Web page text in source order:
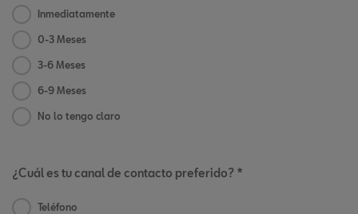
Inmediatamente
0-3 Meses
3-6 Meses
6-9 Meses
No lo tengo claro
¿Cuál es tu canal de contacto preferido? *
Teléfono